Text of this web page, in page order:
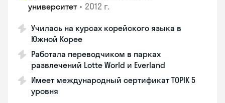
университет • 2012 г.
Училась на курсах корейского языка в
Южной Корее
Работала переводчиком в парках
развлечений Lotte World и Everland
Имеет международный сертификат TOPIK 5
уровня